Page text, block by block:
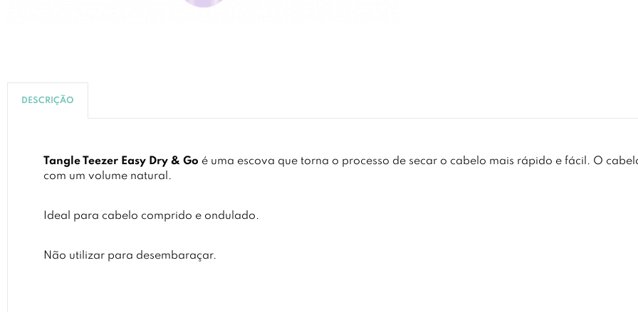
DESCRIÇÃO
Tangle Teezer Easy Dry & Go é uma escova que torna o processo de secar o cabelo mais rápido e fácil. O
com um volume natural.
Ideal para cabelo comprido e ondulado.
Não utilizar para desembaraçar.